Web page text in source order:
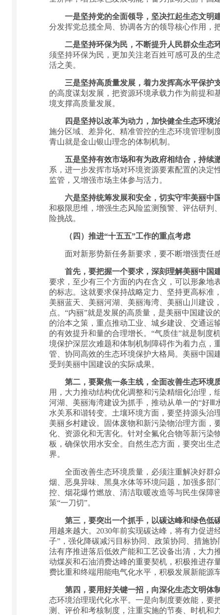
一是坚持党的全面领导，坚决扛起生态文明
分发挥党总揽全局、协调各方的领导核心作用，
二是坚持环保为民，不断提升人民群众生态
须坚持环保为民，更加关注老百姓可感可及的生
活之美。
三是坚持高质量发展，着力发挥高水平保护
的高度谋划发展，把资源环境承载力作为前提和
境支撑高质量发展。
四是坚持以改革为动力，加快健全生态环境
施分区域、差异化、精准管控的生态环境管理制
青山就是金山银山理念的体制机制。
五是坚持有效市场和有为政府相结合，持续
系，进一步发挥市场对环境资源要素配置的决定
监管，又增强市场主体参与活力。
六是坚持统筹发展和安全，切实守牢美丽中
和极限思维，增强生态风险监测预警、评估研判
险挑战。
（四）推进“十五五”工作的重点考虑
面对新形势新任务新要求，要不断增强责任感
首先，要把握一个要求，深刻理解美丽中国
要求，至少有三个方面的内在含义，可以形象地
的标志。这就要求保持战略定力、坚持更高标准
美丽蓝天、美丽河湖、美丽海湾、美丽山川建设
点。“内丽”就是发展的高质量，是美丽中国建
的治本之策，重点推动工业、城乡建设、交通运
的有效提升和量的合理增长。“气质佳”就是制度
境保护深层次难题和体制机制障碍作为着力点，
管、协同高效的生态环境保护大格局。美丽中国
受到美丽中国建设的实际成果。
第二，要聚焦一条主线，全面改善生态环境
用，大力推动结构优化调整和污染精细化治理
河湖、美丽海湾建设为抓手，推动从单一的“好Ⅲ
水关系和谐转变。土壤环境方面，要坚持源头治
美丽乡村建设。固体废物和新污染物治理方面，
化、资源化和无害化。针对全氟化合物等新污染
板，确保饮用水安全。自然生态方面，要突出生
界。
全面改善生态环境质量，必须注重解决好群众
烟、恶臭异味、黑臭水体等环境问题，加强多部
控、烟花爆竹燃放、清洁取暖改造等与民生保障
策“一刀切”。
第三，要突出一个抓手，以碳达峰和绿色低
用越来越大。2030年前实现碳达峰，将有力促
子”，强化降碳减污目标协同、政策协同、措施
法有序推进落后低效产能和工艺设备出清，大力
动煤炭和石油消费达峰的重要契机，积极推进存
费比重和终端用能电气化水平，积极发展新能源
第四，要用好关键一招，向深化生态文明体
态环境治理现代化水平。一是向制度要效能，要
测、评价和考核制度，注重实施的节奏、时机和